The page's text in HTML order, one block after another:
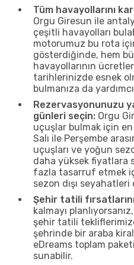
Tüm havayollarını
Orgu Giresun ile
çeşitli havayolları
motorumuz bu rota
gösterdiğinde, hem
havayollarının
tarihlerinizde esnek
bulmanıza da
Rezervasyonunuzu
günleri seçin: Orgu
uçuşlar bulmak için
Salı ile Perşembe
uçuşları ve yoğun
daha yüksek fiyatlara
fazla tasarruf etmek
sezon dışı
Şehir tatili
kalmayı
şehir tatili
şehrinde bir araba
eDreams toplam
sunabilir.